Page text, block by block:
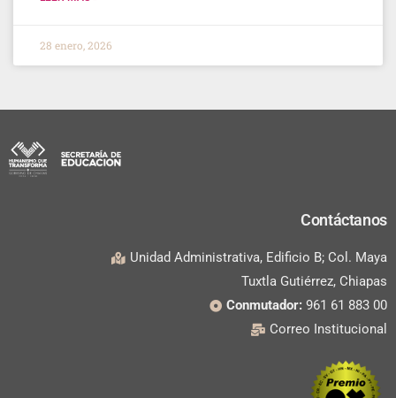
28 enero, 2026
Contáctanos
Unidad Administrativa, Edificio B; Col. Maya
Tuxtla Gutiérrez, Chiapas
Conmutador: 961 61 883 00
Correo Institucional